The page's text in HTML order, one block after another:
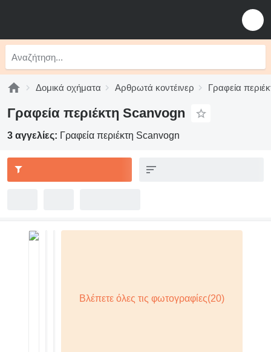
Δομικά οχήματα Αρθρωτά κοντέινερ Γραφεία
Γραφεία περιέκτη Scanvogn
3 αγγελίες: Γραφεία περιέκτη Scanvogn